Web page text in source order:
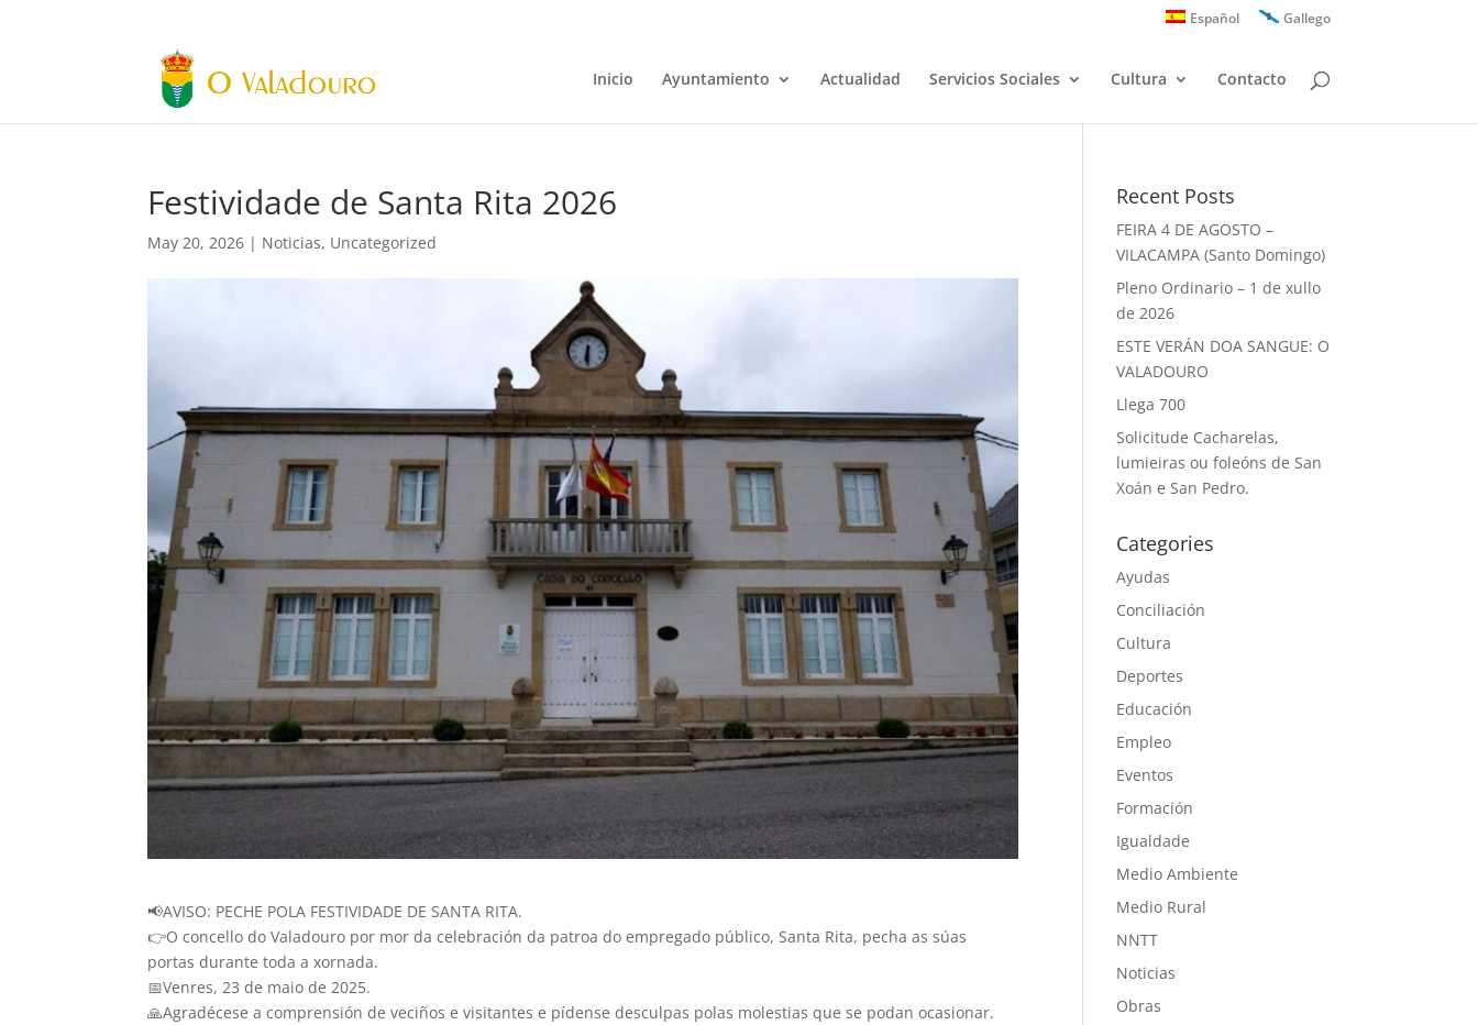
Español Gallego
Inicio Ayuntamiento Actualidad Servicios Sociales Cultura Contacto
Festividade de Santa Rita 2026
May 20, 2026 | Noticias, Uncategorized
📢AVISO: PECHE POLA FESTIVIDADE DE SANTA RITA.
👉O concello do Valadouro por mor da celebración da patroa do empregado público, Santa Rita, pecha as súas
portas durante toda a xornada.
📅Venres, 23 de maio de 2025.
🙏Agradécese a comprensión de veciños e visitantes e pídense desculpas polas molestias que se podan ocasionar.
Recent Posts
FEIRA 4 DE AGOSTO –
VILACAMPA (Santo Domingo)
Pleno Ordinario – 1 de xullo
de 2026
ESTE VERÁN DOA SANGUE: O
VALADOURO
Llega 700
Solicitude Cacharelas,
lumieiras ou foleóns de San
Xoán e San Pedro.
Categories
Ayudas
Conciliación
Cultura
Deportes
Educación
Empleo
Eventos
Formación
Igualdade
Medio Ambiente
Medio Rural
NNTT
Noticias
Obras